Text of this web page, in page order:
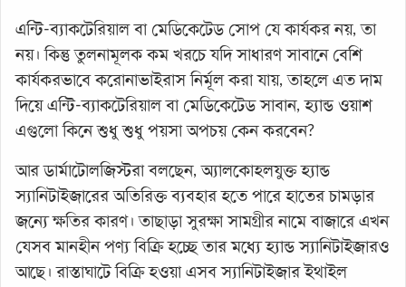
এন্টি-ব্যাকটেরিয়াল বা মেডিকেটেড সোপ যে কার্যকর নয়, তা
নয়। কিন্তু তুলনামূলক কম খরচে যদি সাধারণ সাবানে বেশি
কার্যকরভাবে করোনাভাইরাস নির্মূল করা যায়, তাহলে এত দাম
দিয়ে এন্টি-ব্যাকটেরিয়াল বা মেডিকেটেড সাবান, হ্যান্ড ওয়াশ
এগুলো কিনে শুধু শুধু পয়সা অপচয় কেন করবেন?
আর ডার্মাটোলজিস্টরা বলছেন, অ্যালকোহলযুক্ত হ্যান্ড
স্যানিটাইজারের অতিরিক্ত ব্যবহার হতে পারে হাতের চামড়ার
জন্যে ক্ষতির কারণ। তাছাড়া সুরক্ষা সামগ্রীর নামে বাজারে এখন
যেসব মানহীন পণ্য বিক্রি হচ্ছে তার মধ্যে হ্যান্ড স্যানিটাইজারও
আছে। রাস্তাঘাটে বিক্রি হওয়া এসব স্যানিটাইজার ইথাইল